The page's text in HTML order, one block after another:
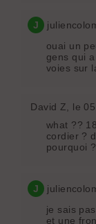
J
ouai un
gens qui
voies sur
David Z , le
what ??
cordier ?
pourquoi ?
J
je sais
et une